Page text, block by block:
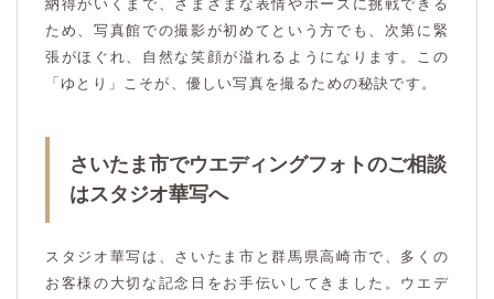
納得がいくまで、さまざまな表情やポーズに挑戦できる
ため、写真館での撮影が初めてという方でも、次第に緊
張がほぐれ、自然な笑顔が溢れるようになります。この
「ゆとり」こそが、優しい写真を撮るための秘訣です。
さいたま市でウエディングフォトのご相談
はスタジオ華写へ
スタジオ華写は、さいたま市と群馬県高崎市で、多くの
お客様の大切な記念日をお手伝いしてきました。ウエデ